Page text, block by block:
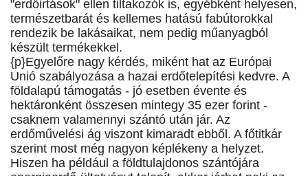
"erdőirtások" ellen tiltakozók is, egyébként helyesen,
természetbarát és kellemes hatású fabútorokkal
rendezik be lakásaikat, nem pedig műanyagból
készült termékekkel.
{p}Egyelőre nagy kérdés, miként hat az Európai
Unió szabályozása a hazai erdőtelepítési kedvre. A
földalapú támogatás - jó esetben évente és
hektáronként összesen mintegy 35 ezer forint -
csaknem valamennyi szántó után jár. Az
erdőművelési ág viszont kimaradt ebből. A főtitkár
szerint most még nagyon képlékeny a helyzet.
Hiszen ha például a földtulajdonos szántójára